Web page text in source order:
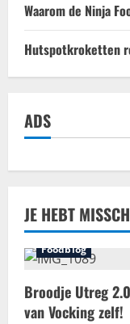
Waarom de Ninja
Hutspotkroketten
ADS
JE HEBT
Foodblog
Broodje Utreg
van Vocking zelf!